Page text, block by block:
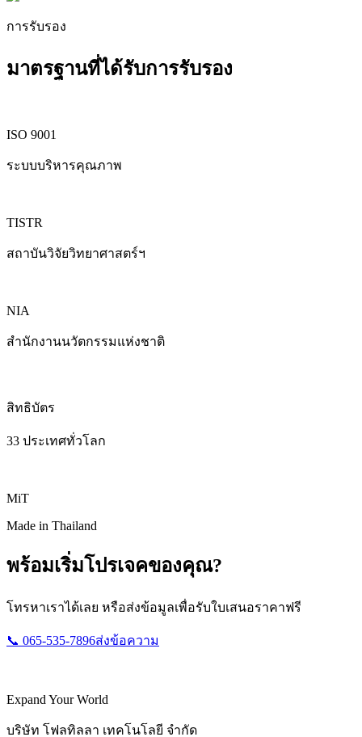
การรับรอง
มาตรฐานที่ได้รับการรับรอง
ISO 9001
ระบบบริหารคุณภาพ
TISTR
สถาบันวิจัยวิทยาศาสตร์ฯ
NIA
สำนักงานนวัตกรรมแห่งชาติ
สิทธิบัตร
33 ประเทศทั่วโลก
MiT
Made in Thailand
พร้อมเริ่มโปรเจคของคุณ?
โทรหาเราได้เลย หรือส่งข้อมูลเพื่อรับใบเสนอราคาฟรี
📞 065-535-7896ส่งข้อความ
Expand Your World
บริษัท โฟลทิลลา เทคโนโลยี จำกัด